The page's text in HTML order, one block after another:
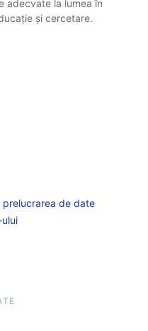
adecvate la lumea în
și cercetare.
de date